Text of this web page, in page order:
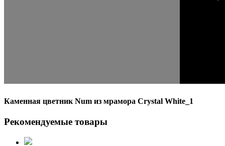
Каменная цветник Num из мрамора Crystal White_1
Рекомендуемые товары